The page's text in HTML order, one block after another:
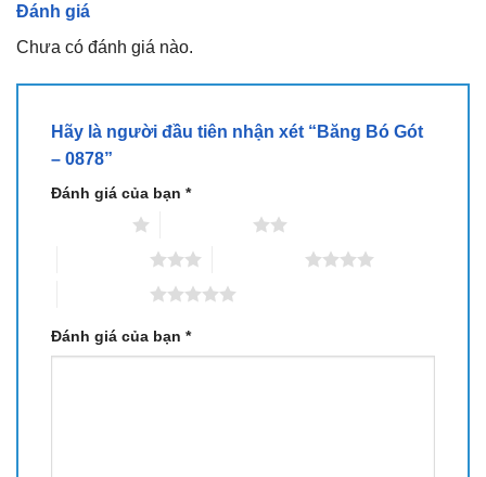
Đánh giá
Chưa có đánh giá nào.
Hãy là người đầu tiên nhận xét “Băng Bó Gót
– 0878”
Đánh giá của bạn *
Đánh giá của bạn *